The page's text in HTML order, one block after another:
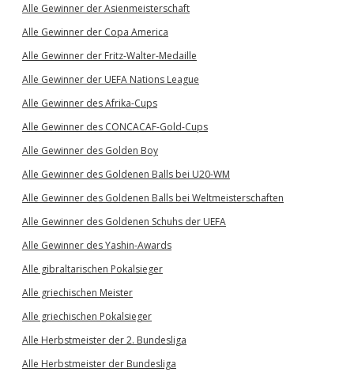
Alle Gewinner der Asienmeisterschaft
Alle Gewinner der Copa America
Alle Gewinner der Fritz-Walter-Medaille
Alle Gewinner der UEFA Nations League
Alle Gewinner des Afrika-Cups
Alle Gewinner des CONCACAF-Gold-Cups
Alle Gewinner des Golden Boy
Alle Gewinner des Goldenen Balls bei U20-WM
Alle Gewinner des Goldenen Balls bei Weltmeisterschaften
Alle Gewinner des Goldenen Schuhs der UEFA
Alle Gewinner des Yashin-Awards
Alle gibraltarischen Pokalsieger
Alle griechischen Meister
Alle griechischen Pokalsieger
Alle Herbstmeister der 2. Bundesliga
Alle Herbstmeister der Bundesliga